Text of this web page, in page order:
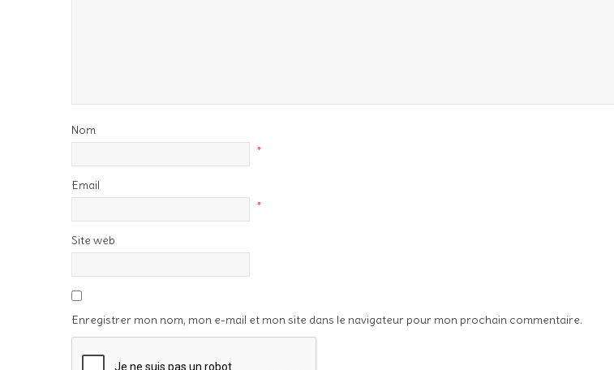
Nom
*
Email
*
Site web
Enregistrer mon nom, mon e-mail et mon site dans le navigateur pour mon prochain commentaire.